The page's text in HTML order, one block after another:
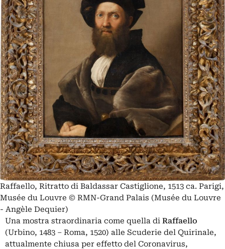
Raffaello, Ritratto di Baldassar Castiglione, 1513 ca. Parigi,
Musée du Louvre © RMN-Grand Palais (Musée du Louvre
- Angèle Dequier)
Una mostra straordinaria come quella di Raffaello
(Urbino, 1483 – Roma, 1520) alle Scuderie del Quirinale,
attualmente chiusa per effetto del Coronavirus,